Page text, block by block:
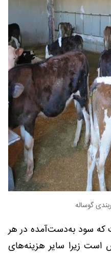
گوساله
که سود به‌دست‌آمده در هر
است زیرا سایر هزینه‌های